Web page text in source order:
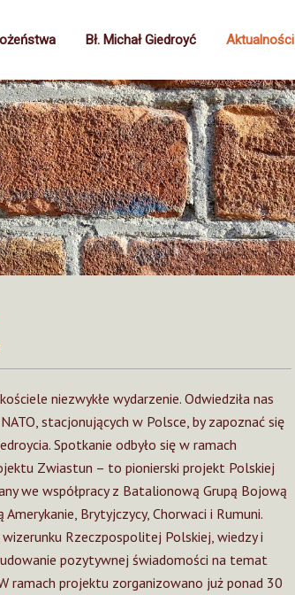
Bł. Michał Giedroyć Aktualności
niezwykłe wydarzenie. Odwiedziła nas
stacjonujących w Polsce, by zapoznać się
Spotkanie odbyło się w ramach
Zwiastun – to pionierski projekt Polskiej
we współpracy z Batalionową Grupą Bojową
Brytyjczycy, Chorwaci i Rumuni.
Rzeczpospolitej Polskiej, wiedzy i
pozytywnej świadomości na temat
ramach projektu zorganizowano już ponad 30